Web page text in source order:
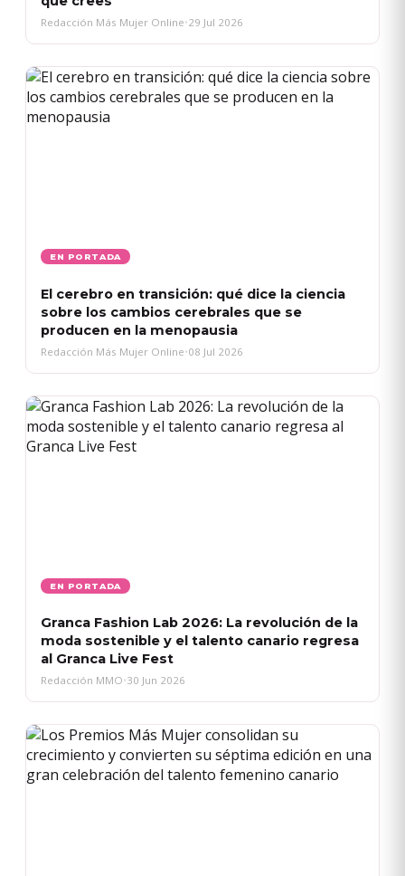
Redacción Más Mujer Online•29 Jul 2026
EN PORTADA
El cerebro en transición: qué dice la ciencia
sobre los cambios cerebrales que se
producen en la menopausia
Redacción Más Mujer Online•08 Jul 2026
EN PORTADA
Granca Fashion Lab 2026: La revolución de la
moda sostenible y el talento canario regresa
al Granca Live Fest
Redacción MMO•30 Jun 2026